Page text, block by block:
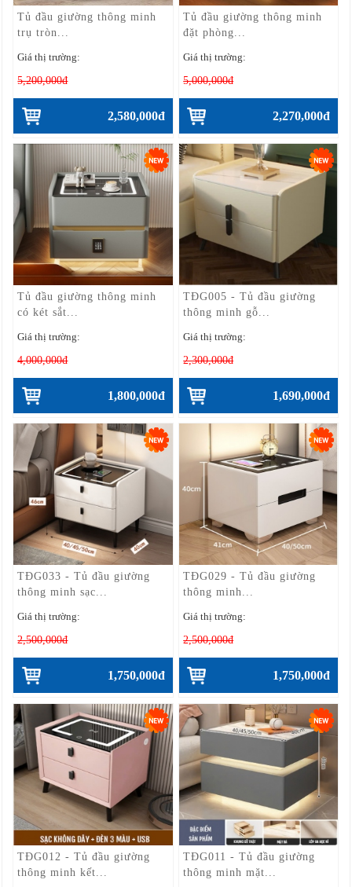
Tủ đầu giường thông minh
trụ tròn...
Giá thị trường:
5,200,000đ
2,580,000đ
Tủ đầu giường thông minh
đặt phòng...
Giá thị trường:
5,000,000đ
2,270,000đ
Tủ đầu giường thông minh
có két sắt...
Giá thị trường:
4,000,000đ
1,800,000đ
TĐG005 - Tủ đầu giường
thông minh gỗ...
Giá thị trường:
2,300,000đ
1,690,000đ
TĐG033 - Tủ đầu giường
thông minh sạc...
Giá thị trường:
2,500,000đ
1,750,000đ
TĐG029 - Tủ đầu giường
thông minh...
Giá thị trường:
2,500,000đ
1,750,000đ
TĐG012 - Tủ đầu giường
thông minh kết...
TĐG011 - Tủ đầu giường
thông minh mặt...